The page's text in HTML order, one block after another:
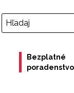
Bezplatné
poradenstvo